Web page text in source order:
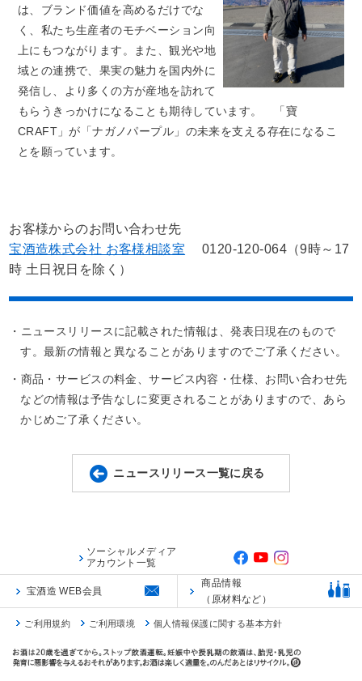
は、ブランド価値を高めるだけでな
く、私たち生産者のモチベーション向
上にもつながります。また、観光や地
域との連携で、果実の魅力を国内外に
発信し、より多くの方が産地を訪れて
もらうきっかけになることも期待しています。 「寶
CRAFT」が「ナガノパープル」の未来を支える存在になるこ
とを願っています。
お客様からのお問い合わせ先
宝酒造株式会社 お客様相談室 0120-120-064（9時～17
時 土日祝日を除く）
・ニュースリリースに記載された情報は、発表日現在のもので
す。最新の情報と異なることがありますのでご了承ください。
・商品・サービスの料金、サービス内容・仕様、お問い合わせ先
などの情報は予告なしに変更されることがありますので、あら
かじめご了承ください。
ニュースリリース一覧に戻る
ソーシャルメディア
アカウント一覧
宝酒造 WEB会員
商品情報
（原材料など）
ご利用規約 ご利用環境 個人情報保護に関する基本方針